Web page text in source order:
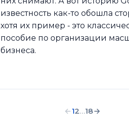
известность как-то обошла
хотя их пример - это
пособие по организации
бизнеса.
←12…18→